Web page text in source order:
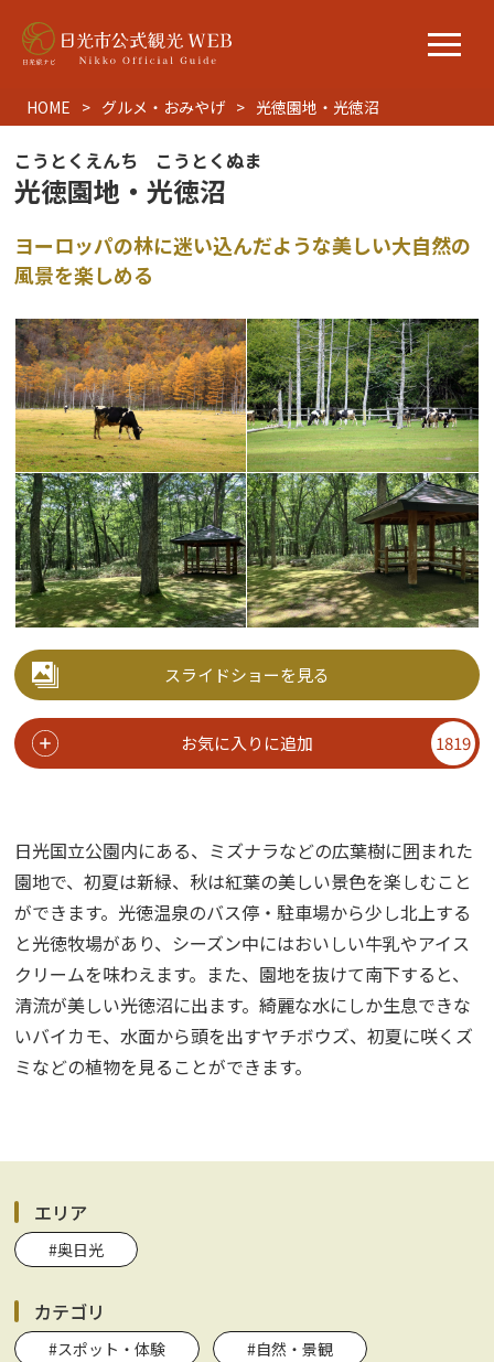
HOME グルメ・おみやげ 光徳園地・光徳沼
こうとくえんち こうとくぬま
光徳園地・光徳沼
ヨーロッパの林に迷い込んだような美しい大自然の
風景を楽しめる
スライドショーを見る
お気に入りに追加 1819
日光国立公園内にある、ミズナラなどの広葉樹に囲まれた
園地で、初夏は新緑、秋は紅葉の美しい景色を楽しむこと
ができます。光徳温泉のバス停・駐車場から少し北上する
と光徳牧場があり、シーズン中にはおいしい牛乳やアイス
クリームを味わえます。また、園地を抜けて南下すると、
清流が美しい光徳沼に出ます。綺麗な水にしか生息できな
いバイカモ、水面から頭を出すヤチボウズ、初夏に咲くズ
ミなどの植物を見ることができます。
エリア
#奥日光
カテゴリ
#スポット・体験
#自然・景観